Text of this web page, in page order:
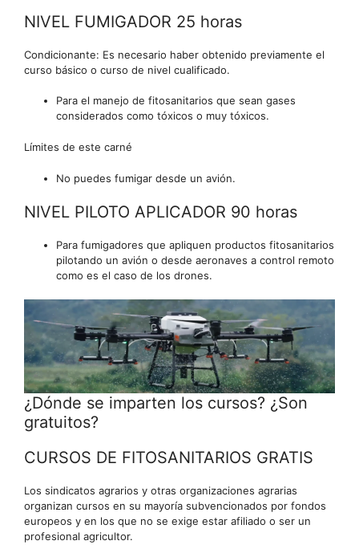
NIVEL FUMIGADOR 25 horas
Condicionante: Es necesario haber obtenido previamente el
curso básico o curso de nivel cualificado.
Para el manejo de fitosanitarios que sean gases
considerados como tóxicos o muy tóxicos.
Límites de este carné
No puedes fumigar desde un avión.
NIVEL PILOTO APLICADOR 90 horas
Para fumigadores que apliquen productos fitosanitarios
pilotando un avión o desde aeronaves a control remoto
como es el caso de los drones.
¿Dónde se imparten los cursos? ¿Son
gratuitos?
CURSOS DE FITOSANITARIOS GRATIS
Los sindicatos agrarios y otras organizaciones agrarias
organizan cursos en su mayoría subvencionados por fondos
europeos y en los que no se exige estar afiliado o ser un
profesional agricultor.